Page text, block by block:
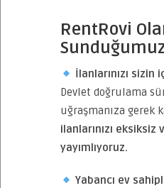
RentRovi
İlanlarınızı
Devlet doğrulama
uğraşmanıza gerek
ilanlarınızı eksiksiz
yayımlıyoruz.
Yabancı ev